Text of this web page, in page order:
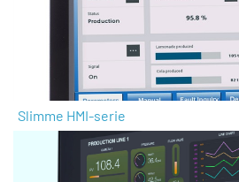
Slimme HMI-serie